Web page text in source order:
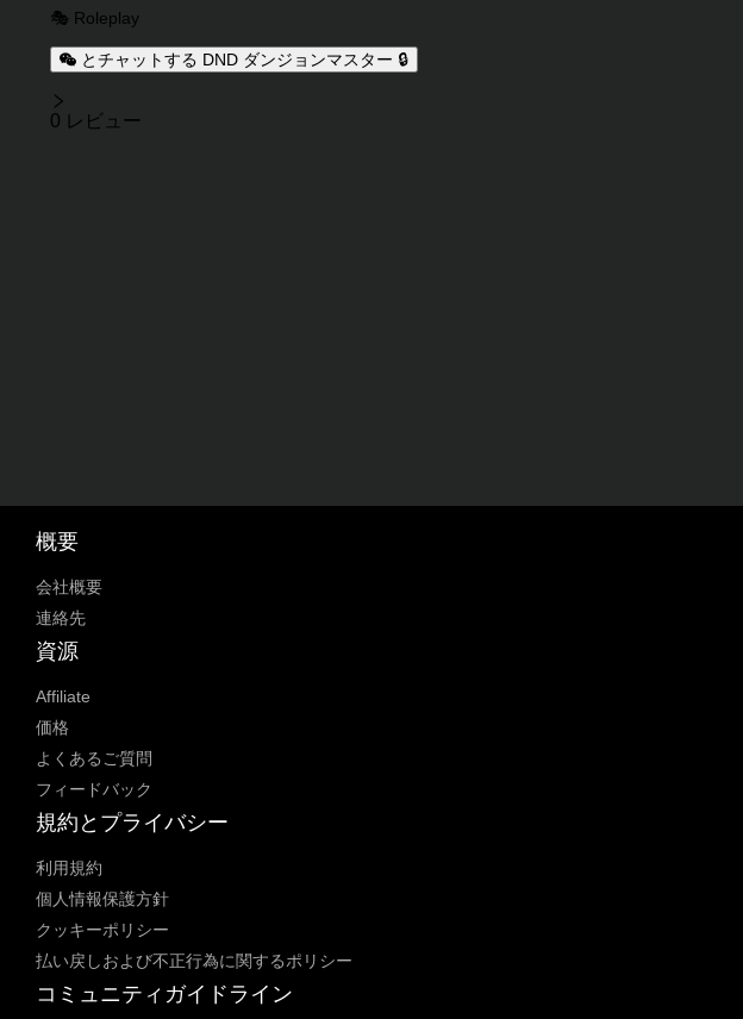
キャラクター説明
キャラクタータグ
🎭 Roleplay
とチャットする DND ダンジョンマスター 🔒
レビュー
0 レビュー
概要
会社概要
連絡先
資源
Affiliate
価格
よくあるご質問
フィードバック
規約とプライバシー
利用規約
個人情報保護方針
クッキーポリシー
払い戻しおよび不正行為に関するポリシー
コミュニティガイドライン